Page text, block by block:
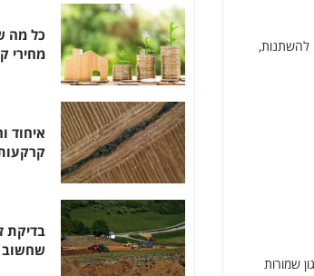
להשתנות,
שמורות
כל מה
מחירי
איחוד
בדיקת